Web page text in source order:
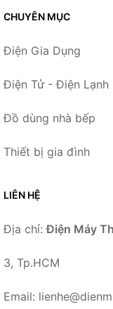
CHUYÊN MỤC
Điện Gia Dụng
Điện Tử - Điện Lạnh
Đồ dùng nhà bếp
Thiết bị gia đình
LIÊN HỆ
Địa chỉ:Điện Máy
3, Tp.HCM
Email: